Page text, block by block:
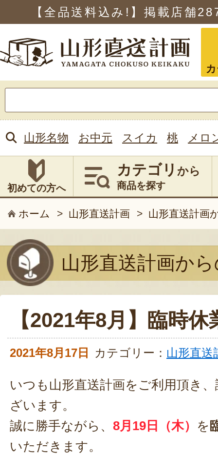
【全品送料込み!】掲載店舗
索:
山形名物 お中元 スイカ 桃 メロ
初めての方へ
カテゴリ から
商品を探す
ホーム > 山形直送計画 > 山形直送計画
山形直送計画か
【2021年8月】臨時
2021年8月17日 カテゴリー： 山形直
いつも山形直送計画をご利用頂き
ざいます。
誠に勝手ながら、 8月19日（木） を
いただきます。